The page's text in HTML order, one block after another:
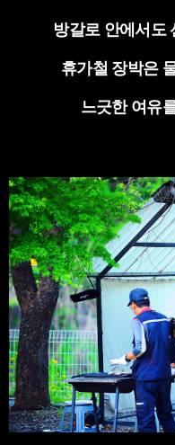
방갈로 안에서도
휴가철 장박은
느긋한 여유